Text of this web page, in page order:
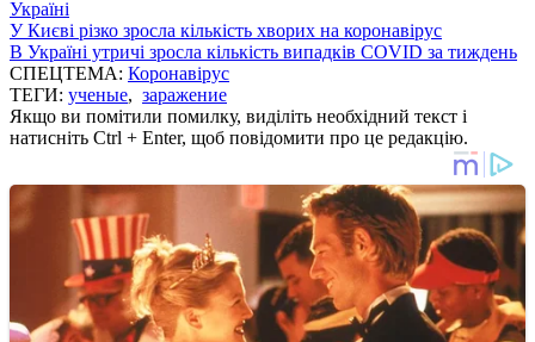
Україні
У Києві різко зросла кількість хворих на коронавірус
В Україні утричі зросла кількість випадків COVID за тиждень
СПЕЦТЕМА: Коронавірус
ТЕГИ: ученые, заражение
Якщо ви помітили помилку, виділіть необхідний текст і
натисніть Ctrl + Enter, щоб повідомити про це редакцію.